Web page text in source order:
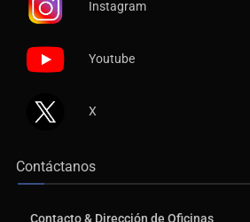
Instagram
Youtube
X
Contáctanos
Contacto & Dirección de Oficinas